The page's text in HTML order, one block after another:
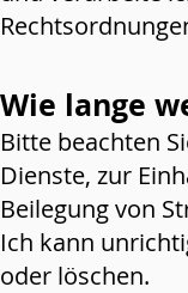
Wie lange
Bitte beachten
Dienste, zur
Beilegung von
Ich kann
oder löschen.